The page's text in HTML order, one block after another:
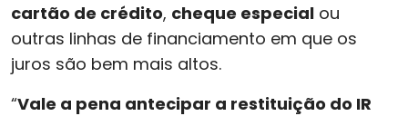
cartão de crédito, cheque especial ou
outras linhas de financiamento em que os
juros são bem mais altos.
“Vale a pena antecipar a restituição do IR